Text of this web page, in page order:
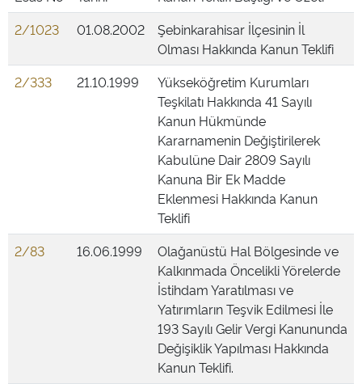
2/1023
01.08.2002
Şebinkarahisar İlçesinin İl
Olması Hakkında Kanun Teklifi
2/333
21.10.1999
Yükseköğretim Kurumları
Teşkilatı Hakkında 41 Sayılı
Kanun Hükmünde
Kararnamenin Değiştirilerek
Kabulüne Dair 2809 Sayılı
Kanuna Bir Ek Madde
Eklenmesi Hakkında Kanun
Teklifi
2/83
16.06.1999
Olağanüstü Hal Bölgesinde ve
Kalkınmada Öncelikli Yörelerde
İstihdam Yaratılması ve
Yatırımların Teşvik Edilmesi İle
193 Sayılı Gelir Vergi Kanununda
Değişiklik Yapılması Hakkında
Kanun Teklifi.